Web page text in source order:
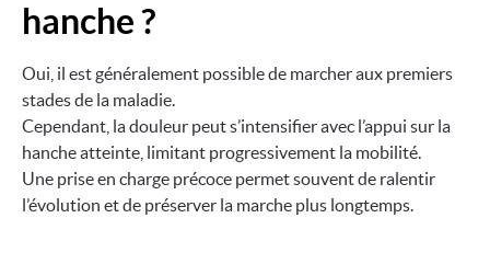
hanche ?
Oui, il est généralement possible de marcher aux premiers
stades de la maladie.
Cependant, la douleur peut s’intensifier avec l’appui sur la
hanche atteinte, limitant progressivement la mobilité.
Une prise en charge précoce permet souvent de ralentir
l’évolution et de préserver la marche plus longtemps.